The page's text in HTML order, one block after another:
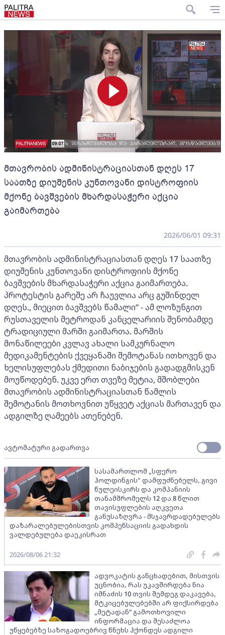
მთავრობის ადმინისტრაციასთან დღეს 17
საათზე დიუშენის კუნთოვანი დისტროფიის
მქონე ბავშვების მხარდასაჭერი აქცია
გაიმართება
2026/06/01 09:31
მთავრობის ადმინისტრაციასთან დღეს 17 საათზე
დიუშენის კუნთოვანი დისტროფიის მქონე
ბავშვების მხარდასაჭერი აქცია გაიმართება.
პროტესტის გარეშე არ ჩაუვლია არც გუშინდელ
დღეს., მიეცით ბავშვებს წამალი” - ამ ლოზუნგით
რუსთაველის მეტროდან კანცელარიის შენობამდე
ტრადიციული მარში გაიმართა. მარშის
მონაწილეები კვლავ ახალი სამკურნალო
მედიკამენტების ქვეყანაში შემოტანას ითხოვენ და
ხელისუფლებას ქმედითი ნაბიჯების გადადგმისკენ
მოუწოდებენ. უკვე ერთ თვეზე მეტია, მშობლები
მთავრობის ადმინისტრაციასთან წამლის
შემოტანის მოთხოვნით უწყვეტ აქციას მართავენ და
ადგილზე ღამეებს ათენებენ.
ავტომატური გადართვა
სასამართლომ „სფერო
ჰოლდინგის" დამფუძნებელს, გივი
წულეისკირს და კომპანიის
თანამშრომელს 12 და 8 წლით
თავისუფლების აღკვეთა
განუსაზღვრა - მსჯავრდადებულებს
დაზარალებულებისთვის კომპენსაციის გადახდის
ვალდებულება დაეკისრათ
2026/08/06 21:32
ადვოკატის განცხადებით, მისთვის
უცნობია, რას უკავშირდება ნია
იმნაძის 10 თვის შემდეგ დაკავება,
მტკიცებულებებში არ ფიქსირდება
„მეტადან“ გამოთხოვილი
ინფორმაცია და შესაძლოა
უწყებებზე საზოგადოებრივ წნეხს ჰქონდეს ადგილი